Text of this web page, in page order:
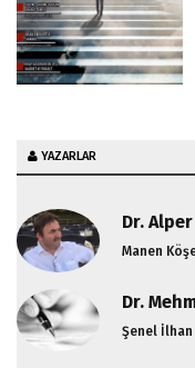
Dünya Nereye
Kibir "Gübürü"
YAZARLAR
Dr.
Manen
Dr.
Şenel